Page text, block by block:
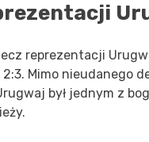
reprezentacji
Mimo nieudanego
był jednym z